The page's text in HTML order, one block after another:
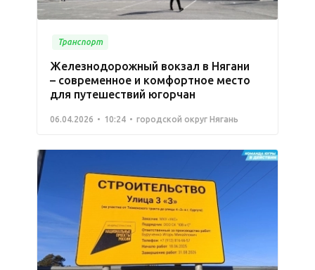
Транспорт
Железнодорожный вокзал в Нягани
– современное и комфортное место
для путешествий югорчан
06.04.2026 10:24 городской округ Нягань